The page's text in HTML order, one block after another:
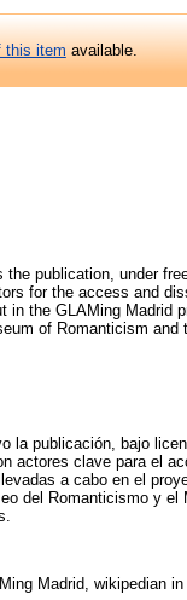
this itemavailable.
publication, under
for the access and
in the GLAMing Madrid
of Romanticism
la publicación, bajo
actores clave para el
a cabo en el
del Romanticismo y
Madrid, wikipedian